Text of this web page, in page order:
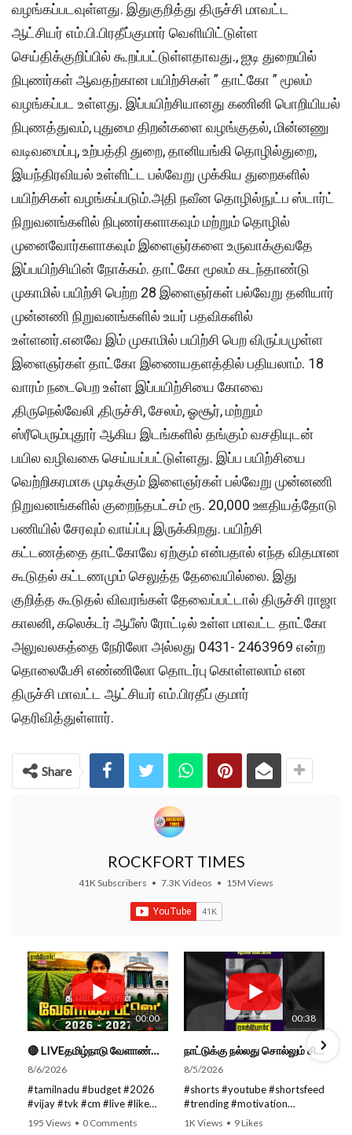
வழங்கப்படவுள்ளது. இதுகுறித்து திருச்சி மாவட்ட
ஆட்சியர் எம்.பி.பிரதீப்குமார் வெளியிட்டுள்ள
செய்திக்குறிப்பில் கூறப்பட்டுள்ளதாவது., ஐடி துறையில்
நிபுணர்கள் ஆவதற்கான பயிற்சிகள் ” தாட்கோ ” மூலம்
வழங்கப்பட உள்ளது. இப்பயிற்சியானது கணினி பொறியியல்
நிபுணத்துவம், புதுமை திறன்களை வழங்குதல், மின்னணு
வடிவமைப்பு, உற்பத்தி துறை, தானியங்கி தொழில்துறை,
இயந்திரவியல் உள்ளிட்ட பல்வேறு முக்கிய துறைகளில்
பயிற்சிகள் வழங்கப்படும்.அதி நவீன தொழில்நுட்ப ஸ்டார்ட்
நிறுவனங்களில் நிபுணர்களாகவும் மற்றும் தொழில்
முனைவோர்களாகவும் இளைஞர்களை உருவாக்குவதே
இப்பயிற்சியின் நோக்கம். தாட்கோ மூலம் கடந்தாண்டு
முகாமில் பயிற்சி பெற்ற 28 இளைஞர்கள் பல்வேறு தனியார்
முன்னணி நிறுவனங்களில் உயர் பதவிகளில்
உள்ளனர்.எனவே இம் முகாமில் பயிற்சி பெற விருப்பமுள்ள
இளைஞர்கள் தாட்கோ இணையதளத்தில் பதியலாம். 18
வாரம் நடைபெற உள்ள இப்பயிற்சியை கோவை
,திருநெல்வேலி ,திருச்சி, சேலம், ஓசூர், மற்றும்
ஸ்ரீபெரும்புதூர் ஆகிய இடங்களில் தங்கும் வசதியுடன்
பயில வழிவகை செய்யப்பட்டுள்ளது. இப்ப பயிற்சியை
வெற்றிகரமாக முடிக்கும் இளைஞர்கள் பல்வேறு முன்னணி
நிறுவனங்களில் குறைந்தபட்சம் ரூ. 20,000 ஊதியத்தோடு
பணியில் சேரவும் வாய்ப்பு இருக்கிறது. பயிற்சி
கட்டணத்தை தாட்கோவே ஏற்கும் என்பதால் எந்த விதமான
கூடுதல் கட்டணமும் செலுத்த தேவையில்லை. இது
குறித்த கூடுதல் விவரங்கள் தேவைப்பட்டால் திருச்சி ராஜா
காலனி, கலெக்டர் ஆபீஸ் ரோட்டில் உள்ள மாவட்ட தாட்கோ
அலுவலகத்தை நேரிலோ அல்லது 0431- 2463969 என்ற
தொலைபேசி எண்ணிலோ தொடர்பு கொள்ளலாம் என
திருச்சி மாவட்ட ஆட்சியர் எம்.பிரதீப் குமார்
தெரிவித்துள்ளார்.
Share
ROCKFORT TIMES
41K Subscribers • 7.3K Videos • 15M Views
00:00
🔴 LIVEதமிழ்நாடு வேளாண்மை நிதிநிலை அறிக்கை - 2026-27 |TN Agriculture Budget #live #budget #video #cm
8/6/2026
#tamilnadu #budget #2026
#vijay #tvk #cm #live #like
#viral #nowtrending #video
195 Views • 0 Comments
00:38
நாட்டுக்கு நல்லது சொல்லும் சிறப்பான மேடைப்பேச்சு... #shorts #subscribe #video
8/5/2026
#shorts #youtube #shortsfeed
#trending #motivation
#nowtrending #subscribe
1K Views • 9 Likes